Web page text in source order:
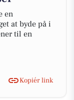
en
at byde på i
til en
Kopiér link